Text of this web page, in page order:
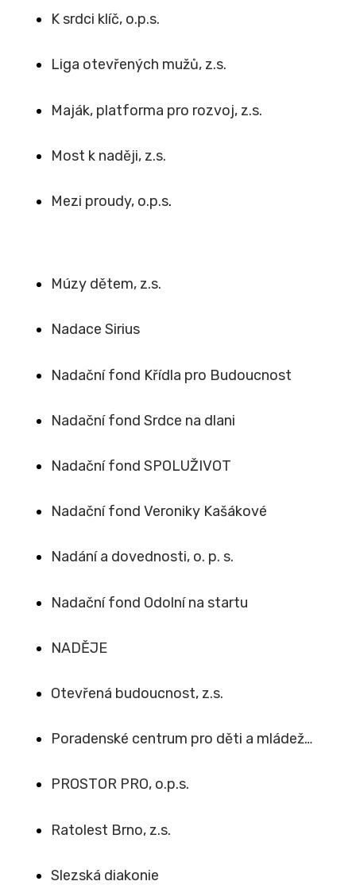
K srdci klíč, o.p.s.
Liga otevřených mužů, z.s.
Maják, platforma pro rozvoj, z.s.
Most k naději, z.s.
Mezi proudy, o.p.s.
Múzy dětem, z.s.
Nadace Sirius
Nadační fond Křídla pro Budoucnost
Nadační fond Srdce na dlani
Nadační fond SPOLUŽIVOT
Nadační fond Veroniky Kašákové
Nadání a dovednosti, o. p. s.
Nadační fond Odolní na startu
NADĚJE
Otevřená budoucnost, z.s.
Poradenské centrum pro děti a mládež…
PROSTOR PRO, o.p.s.
Ratolest Brno, z.s.
Slezská diakonie